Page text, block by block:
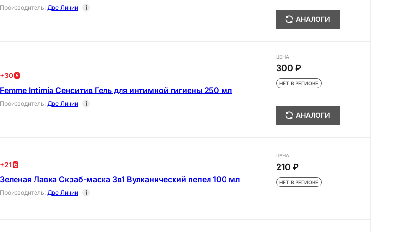
Производитель: Две Линии i
АНАЛОГИ
+30
Femme Intimia Сенситив Гель для интимной гигиены 250 мл
Производитель: Две Линии i
ЦЕНА
300 ₽
НЕТ В РЕГИОНЕ
АНАЛОГИ
+21
Зеленая Лавка Скраб-маска 3в1 Вулканический пепел 100 мл
Производитель: Две Линии i
ЦЕНА
210 ₽
НЕТ В РЕГИОНЕ